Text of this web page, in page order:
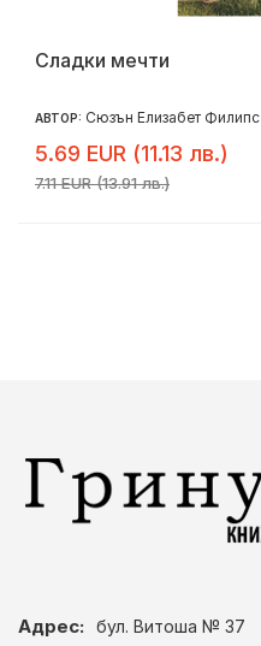
Сладки мечти
АВТОР: Сюзън Елизабет Филипс
5.69 EUR (11.13 лв.)
7.11 EUR (13.91 лв.)
Адрес: бул. Витоша № 37